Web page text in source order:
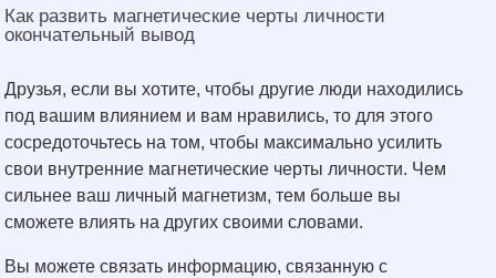
Как развить магнетические черты личности
окончательный вывод
Друзья, если вы хотите, чтобы другие люди находились
под вашим влиянием и вам нравились, то для этого
сосредоточьтесь на том, чтобы максимально усилить
свои внутренние магнетические черты личности. Чем
сильнее ваш личный магнетизм, тем больше вы
сможете влиять на других своими словами.
Вы можете связать информацию, связанную с